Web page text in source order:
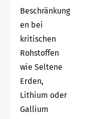
Beschränkung
en bei
kritischen
Rohstoffen
wie Seltene
Erden,
Lithium oder
Gallium